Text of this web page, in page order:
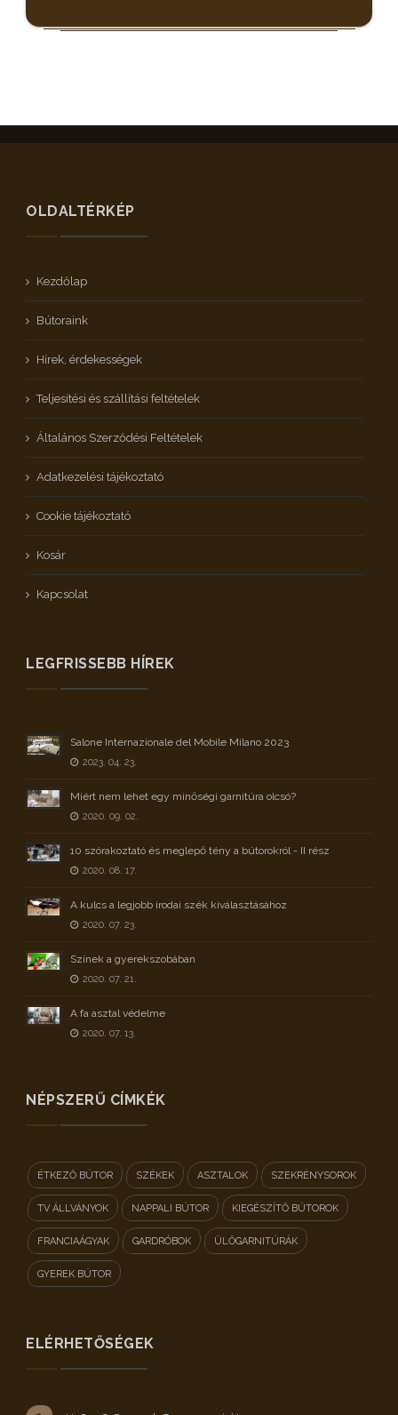
OLDALTÉRKÉP
Kezdőlap
Bútoraink
Hírek, érdekességek
Teljesítési és szállítási feltételek
Általános Szerződési Feltételek
Adatkezelési tájékoztató
Cookie tájékoztató
Kosár
Kapcsolat
LEGFRISSEBB HÍREK
Salone Internazionale del Mobile Milano 2023
2023. 04. 23.
Miért nem lehet egy minőségi garnitúra olcsó?
2020. 09. 02.
10 szórakoztató és meglepő tény a bútorokról - II rész
2020. 08. 17.
A kulcs a legjobb irodai szék kiválasztásához
2020. 07. 23.
Színek a gyerekszobában
2020. 07. 21.
A fa asztal védelme
2020. 07. 13.
NÉPSZERŰ CÍMKÉK
ÉTKEZŐ BÚTOR SZÉKEK ASZTALOK SZEKRÉNYSOROK
TV ÁLLVÁNYOK NAPPALI BÚTOR KIEGÉSZÍTŐ BÚTOROK
FRANCIAÁGYAK GARDRÓBOK ÜLŐGARNITÚRÁK
GYEREK BÚTOR
ELÉRHETŐSÉGEK